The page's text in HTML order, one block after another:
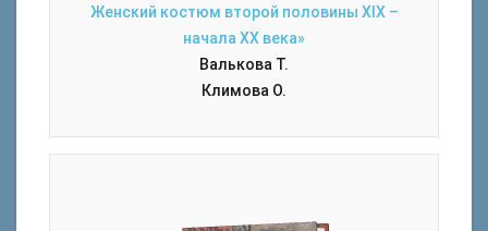
Женский костюм второй половины XIX –
начала XX века»
Валькова Т.
Климова О.